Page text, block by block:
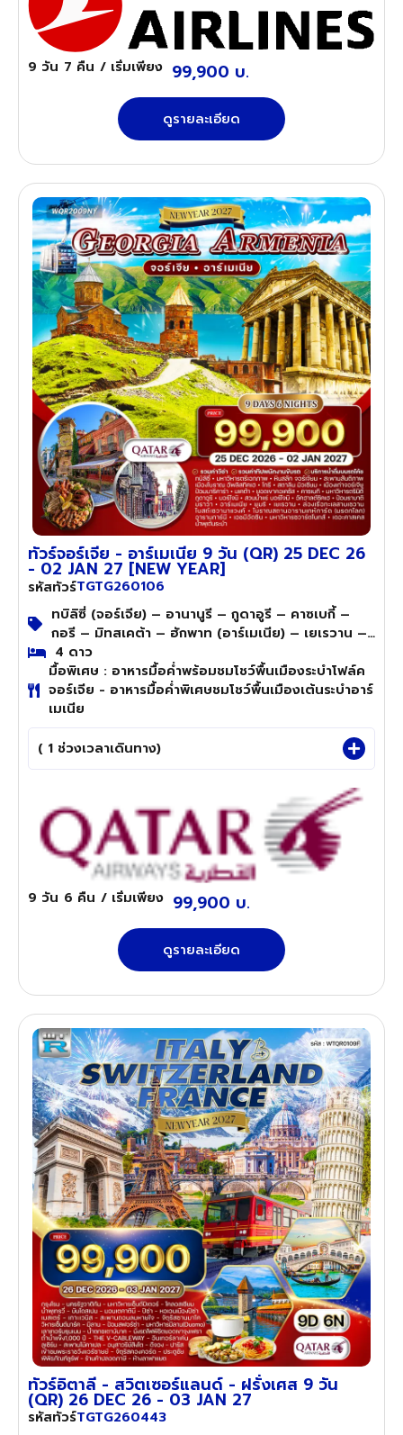
9 วัน 7 คืน / เริ่มเพียง 99,900 บ.
ดูรายละเอียด
ทัวร์จอร์เจีย - อาร์เมเนีย 9 วัน (QR) 25 DEC 26
- 02 JAN 27 [NEW YEAR]
รหัสทัวร์TGTG260106
ทบิลิซี่ (จอร์เจีย) – อานานูรี – กูดาอูรี – คาซเบกี้ –
กอรี – มิทสเคต้า – ฮักพาท (อาร์เมเนีย) – เยเรวาน –
เอชมิอัดซิน – การ์นี – เซวาน – ดิลิจาน
4 ดาว
มื้อพิเศษ : อาหารมื้อค่ำพร้อมชมโชว์พื้นเมืองระบำโฟล์ค
จอร์เจีย - อาหารมื้อค่ำพิเศษชมโชว์พื้นเมืองเต้นระบำอาร์
เมเนีย
( 1 ช่วงเวลาเดินทาง)
9 วัน 6 คืน / เริ่มเพียง 99,900 บ.
ดูรายละเอียด
ทัวร์อิตาลี - สวิตเซอร์แลนด์ - ฝรั่งเศส 9 วัน
(QR) 26 DEC 26 - 03 JAN 27
รหัสทัวร์TGTG260443